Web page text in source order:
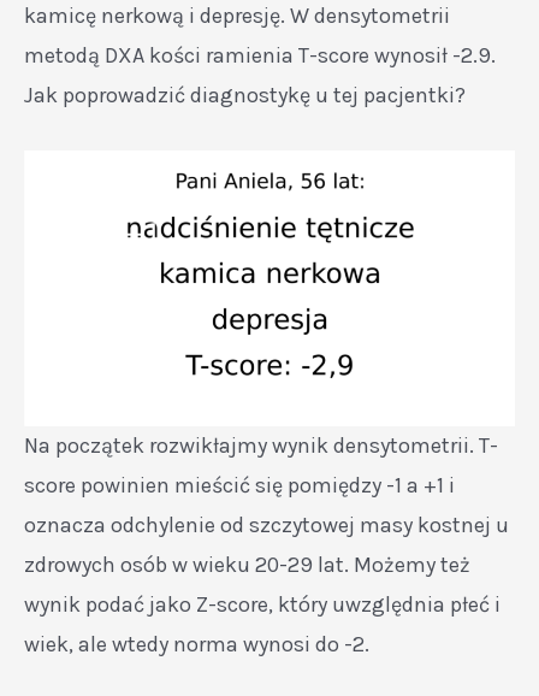
kamicę nerkową i depresję. W densytometrii
metodą DXA kości ramienia T-score wynosił -2.9.
Jak poprowadzić diagnostykę u tej pacjentki?
Na początek rozwikłajmy wynik densytometrii. T-
score powinien mieścić się pomiędzy -1 a +1 i
oznacza odchylenie od szczytowej masy kostnej u
zdrowych osób w wieku 20-29 lat. Możemy też
wynik podać jako Z-score, który uwzględnia płeć i
wiek, ale wtedy norma wynosi do -2.